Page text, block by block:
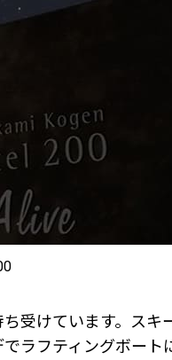
受けています。スキ
ラフティングボート